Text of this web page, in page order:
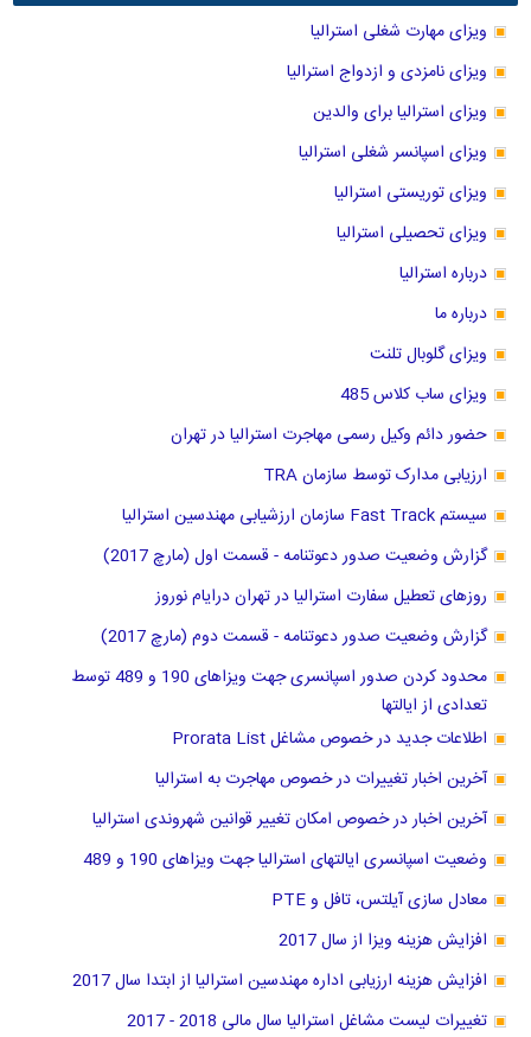
ویزای مهارت شغلی استرالیا
ویزای نامزدی و ازدواج استرالیا
ویزای استرالیا برای والدین
ویزای اسپانسر شغلی استرالیا
ویزای توریستی استرالیا
ویزای تحصیلی استرالیا
درباره استرالیا
درباره ما
ویزای گلوبال تلنت
ویزای ساب کلاس 485
حضور دائم وکیل رسمی مهاجرت استرالیا در تهران
ارزیابی مدارک توسط سازمان TRA
سیستم Fast Track سازمان ارزشیابی مهندسین استرالیا
گزارش وضعیت صدور دعوتنامه - قسمت اول (مارچ 2017)
روزهای تعطیل سفارت استرالیا در تهران درایام نوروز
گزارش وضعیت صدور دعوتنامه - قسمت دوم (مارچ 2017)
محدود کردن صدور اسپانسری جهت ویزاهای 190 و 489 توسط
تعدادی از ایالتها
اطلاعات جدید در خصوص مشاغل Prorata List
آخرین اخبار تغییرات در خصوص مهاجرت به استرالیا
آخرین اخبار در خصوص امکان تغییر قوانین شهروندی استرالیا
وضعیت اسپانسری ایالتهای استرالیا جهت ویزاهای 190 و 489
معادل سازی آیلتس، تافل و PTE
افزایش هزینه ویزا از سال 2017
افزایش هزینه ارزیابی اداره مهندسین استرالیا از ابتدا سال 2017
تغییرات لیست مشاغل استرالیا سال مالی 2018 - 2017